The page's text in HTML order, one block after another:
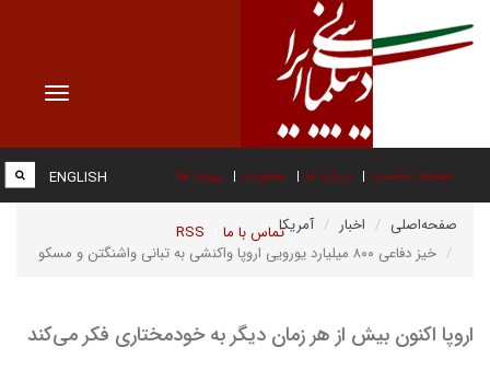
Toggle
صفحه نخست درباره ما عضویت پیوند ها
تماس با ما RSS
ENGLISH
صفحه‌اصلی اخبار
آمریکا
خیز دفاعی ۸۰۰ میلیارد یورویی اروپا واکنشی به تبانی واشنگتن و مسکو
اروپا اکنون بیش از هر زمان دیگر به خودمختاری فکر می‌کند